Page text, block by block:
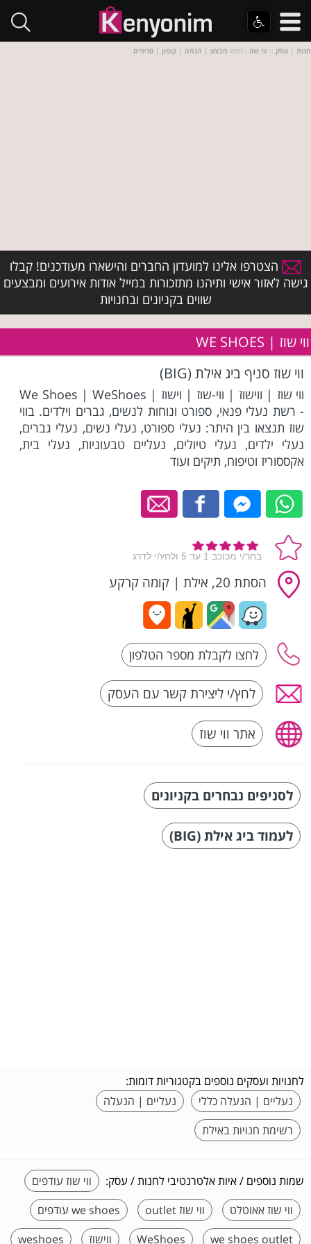
חנות | עסק :: ווי שוז - חפש מבצע | הנחה | קופון | סניפים
הצטרפו אלינו למועדון החברים והישארו מעודכנים! קבלו
גישה לאזור אישי ותיהנו מתזכורות במייל אודות אירועים ומבצעים
שווים בקניונים ובחנויות
ווי שוז | WE SHOES
ווי שוז סניף ביג אילת (BIG)
ווי שוז | ווישוז | ווי-שוז | וישוז | We Shoes | WeShoes
- רשת נעלי פנאי, ספורט ונוחות לנשים, גברים וילדים. בווי
שוז תנצאו בין היתר: נעלי ספורט, נעלי נשים, נעלי גברים,
נעלי ילדים, נעלי טיולים, נעליים טבעוניות, נעלי בית,
אקססוריז וטיפוח, תיקים ועוד
הסתת 20, אילת | קומה קרקע
לחץ/י ליצירת קשר עם העסק
אתר ווי שוז
לסניפים נבחרים בקניונים
לעמוד ביג אילת (BIG)
לחנויות ועסקים נוספים בקטגוריות דומות:
נעליים | הנעלה כללי
נעליים | הנעלה
רשימת חנויות באילת
שמות נוספים / איות אלטרנטיבי לחנות / עסק:
ווי שוז עודפים
ווי שוז אאוטלט
ווי שוז outlet
we shoes עודפים
we shoes outlet
WeShoes ווישוז weshoes